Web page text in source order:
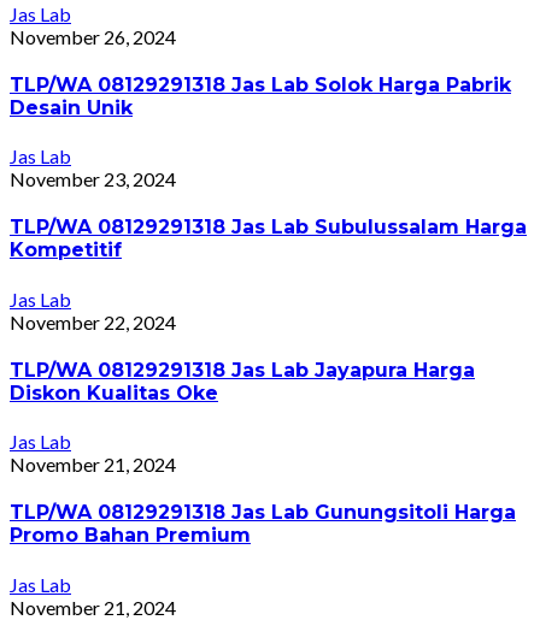
Jas Lab
November 26, 2024
TLP/WA 08129291318 Jas Lab Solok Harga Pabrik
Desain Unik
Jas Lab
November 23, 2024
TLP/WA 08129291318 Jas Lab Subulussalam Harga
Kompetitif
Jas Lab
November 22, 2024
TLP/WA 08129291318 Jas Lab Jayapura Harga
Diskon Kualitas Oke
Jas Lab
November 21, 2024
TLP/WA 08129291318 Jas Lab Gunungsitoli Harga
Promo Bahan Premium
Jas Lab
November 21, 2024